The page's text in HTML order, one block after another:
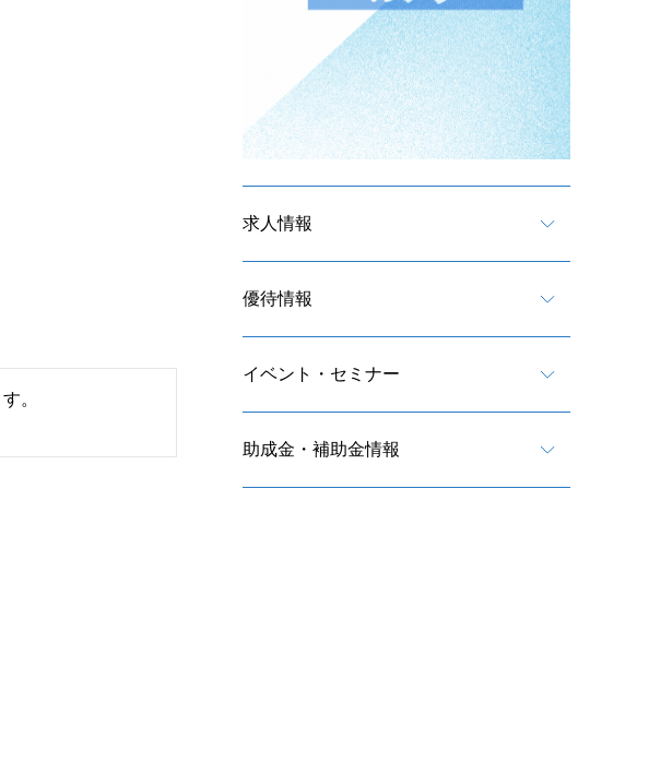
。
求人情報
優待情報
イベント・セミナー
助成金・補助金情報